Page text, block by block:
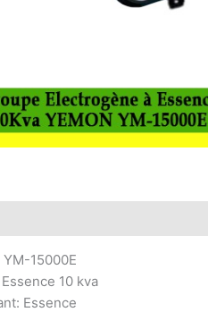
15000E
10 kva
Essence